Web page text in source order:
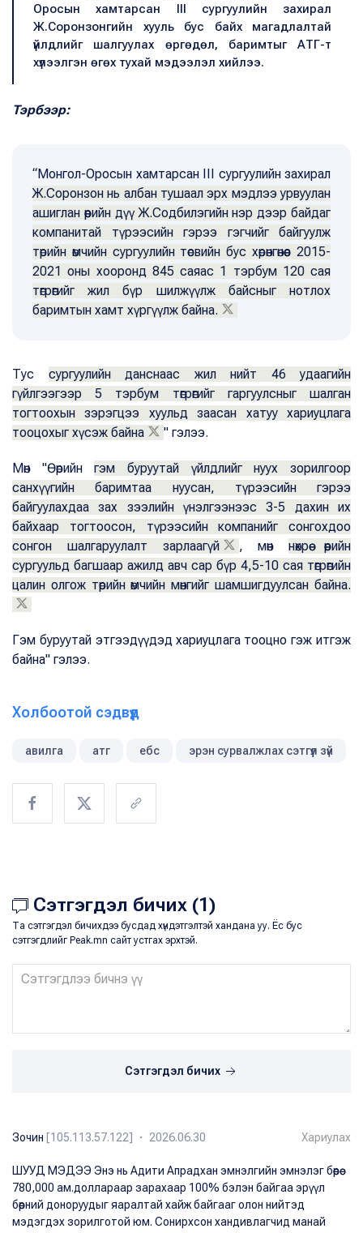
Оросын хамтарсан III сургуулийн захирал
Ж.Соронзонгийн хууль бус байх магадлалтай
үйлдлийг шалгуулах өргөдөл, баримтыг АТГ-т
хүлээлгэн өгөх тухай мэдээлэл хийлээ.
Тэрбээр:
“Монгол-Оросын хамтарсан III сургуулийн захирал
Ж.Соронзон нь албан тушаал эрх мэдлээ урвуулан
ашиглан өөрийн дүү Ж.Содбилэгийн нэр дээр байдаг
компанитай түрээсийн гэрээ гэгчийг байгуулж
төрийн өмчийн сургуулийн төсвийн бус хөрөнгөнөөс 2015-
2021 оны хооронд 845 саяас 1 тэрбум 120 сая
төгрөгийг жил бүр шилжүүлж байсныг нотлох
баримтын хамт хүргүүлж байна.
Тус сургуулийн данснаас жил нийт 46 удаагийн
гүйлгээгээр 5 тэрбум төгрөгийг гаргуулсныг шалган
тогтоохын зэрэгцээ хуульд заасан хатуу хариуцлага
тооцохыг хүсэж байна
" гэлээ.
Мөн "Өөрийнгэм буруутай үйлдлийг нуух зорилгоор
санхүүгийн баримтаа нуусан, түрээсийн гэрээ
байгуулахдаа зах зээлийн үнэлгээнээс 3-5 дахин их
байхаар тогтоосон, түрээсийн компанийг сонгохдоо
сонгон шалгаруулалт зарлаагүй
, мөннөхрөө өөрийн
сургуульд багшаар ажилд авч сар бүр 4,5-10 сая төгрөгийн
цалин олгож төрийн өмчийн мөнгийг шамшигдуулсан байна.
Гэм буруутай этгээдүүдэд хариуцлага тооцно гэж итгэж
байна" гэлээ.
Холбоотой сэдвүүд
авилга атг ебс эрэн сурвалжлах сэтгүүл зүй
Сэтгэгдэл бичих (1)
Та сэтгэгдэл бичихдээ бусдад хүндэтгэлтэй хандана уу. Ёс бус
сэтгэгдлийг Peak.mn сайт устгах эрхтэй.
Сэтгэгдэл бичих
Зочин [105.113.57.122] ・ 2026.06.30 Хариулах
ШУУД МЭДЭЭ Энэ нь Адити Апрадхан эмнэлгийн эмнэлэг бөөрөө
780,000 ам.доллараар зарахаар 100% бэлэн байгаа эрүүл
бөөрний доноруудыг яаралтай хайж байгааг олон нийтэд
мэдэгдэх зорилготой юм. Сонирхсон хандивлагчид манай